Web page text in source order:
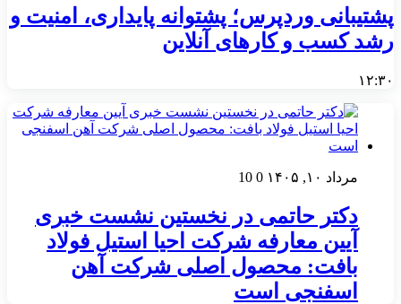
پشتیبانی وردپرس؛ پشتوانه پایداری، امنیت و
رشد کسب‌ و کارهای آنلاین
۱۲:۳۰
مرداد ۱۰, ۱۴۰۵ 0
10
دکتر حاتمی در نخستین نشست خبری
آیین معارفه شرکت احیا استیل فولاد
بافت: محصول اصلی شرکت آهن
اسفنجی است